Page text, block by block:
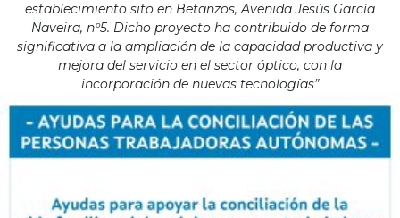
establecimiento sito en Betanzos, Avenida Jesús García
Naveira, nº5. Dicho proyecto ha contribuido de forma
significativa a la ampliación de la capacidad productiva y
mejora del servicio en el sector óptico, con la
incorporación de nuevas tecnologías”